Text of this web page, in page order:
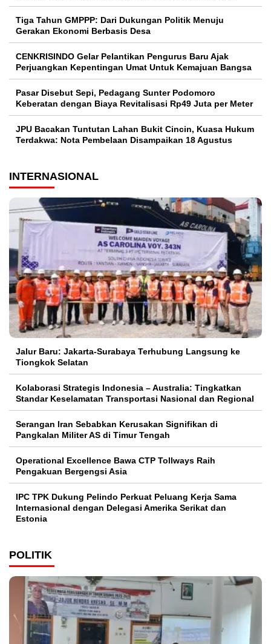
Tiga Tahun GMPPP: Dari Dukungan Politik Menuju
Gerakan Ekonomi Berbasis Desa
CENKRISINDO Gelar Pelantikan Pengurus Baru Ajak
Perjuangkan Kepentingan Umat Untuk Kemajuan Bangsa
Pasar Disebut Sepi, Pedagang Sunter Podomoro
Keberatan dengan Biaya Revitalisasi Rp49 Juta per Meter
JPU Bacakan Tuntutan Lahan Bukit Cincin, Kuasa Hukum
Terdakwa: Nota Pembelaan Disampaikan 18 Agustus
INTERNASIONAL
Jalur Baru: Jakarta-Surabaya Terhubung Langsung ke
Tiongkok Selatan
Kolaborasi Strategis Indonesia – Australia: Tingkatkan
Standar Keselamatan Transportasi Nasional dan Regional
Serangan Iran Sebabkan Kerusakan Signifikan di
Pangkalan Militer AS di Timur Tengah
Operational Excellence Bawa CTP Tollways Raih
Pengakuan Bergengsi Asia
IPC TPK Dukung Pelindo Perkuat Peluang Kerja Sama
Internasional dengan Delegasi Amerika Serikat dan
Estonia
POLITIK